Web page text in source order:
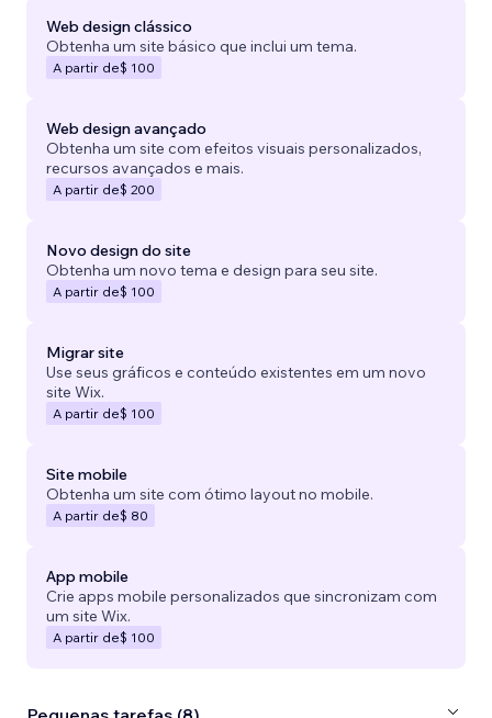
Web design clássico
Obtenha um site básico que inclui um tema.
A partir de$ 100
Web design avançado
Obtenha um site com efeitos visuais personalizados,
recursos avançados e mais.
A partir de$ 200
Novo design do site
Obtenha um novo tema e design para seu site.
A partir de$ 100
Migrar site
Use seus gráficos e conteúdo existentes em um novo
site Wix.
A partir de$ 100
Site mobile
Obtenha um site com ótimo layout no mobile.
A partir de$ 80
App mobile
Crie apps mobile personalizados que sincronizam com
um site Wix.
A partir de$ 100